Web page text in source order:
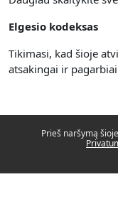
Prieš naršymą
Elgesio kodeksas
Tikimasi, kad šioje
atsakingai ir